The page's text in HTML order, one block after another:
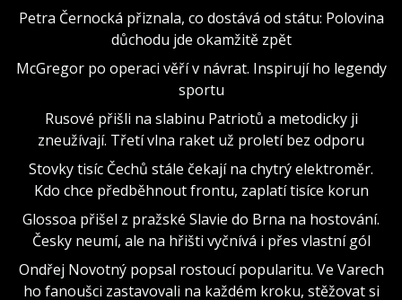
Petra Černocká přiznala, co dostává od státu: Polovina
důchodu jde okamžitě zpět
McGregor po operaci věří v návrat. Inspirují ho legendy
sportu
Rusové přišli na slabinu Patriotů a metodicky ji
zneužívají. Třetí vlna raket už proletí bez odporu
Stovky tisíc Čechů stále čekají na chytrý elektroměr.
Kdo chce předběhnout frontu, zaplatí tisíce korun
Glossoa přišel z pražské Slavie do Brna na hostování.
Česky neumí, ale na hřišti vyčnívá i přes vlastní gól
Ondřej Novotný popsal rostoucí popularitu. Ve Varech
ho fanoušci zastavovali na každém kroku, stěžovat si